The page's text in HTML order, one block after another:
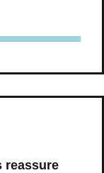
reassure